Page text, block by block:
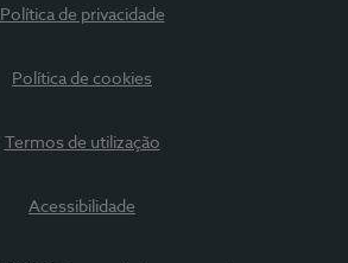
Política de privacidade
Política de cookies
Termos de utilização
Acessibilidade